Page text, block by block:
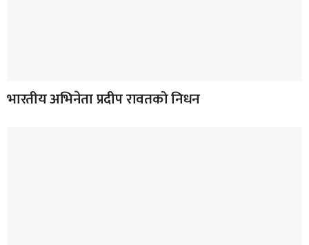
भारतीय अभिनेता प्रदीप रावतको निधन